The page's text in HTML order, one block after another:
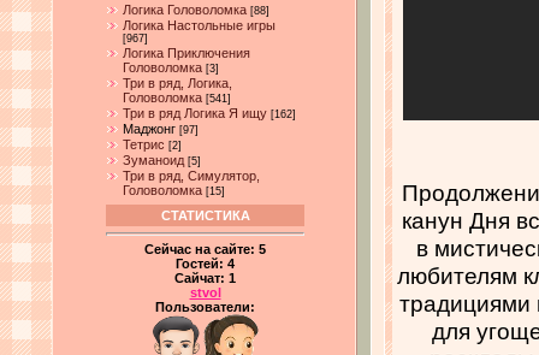
Логика Головоломка [88]
Логика Настольные игры
[967]
Логика Приключения
Головоломка [3]
Три в ряд, Логика,
Головоломка [541]
Три в ряд Логика Я ищу [162]
Маджонг [97]
Тетрис [2]
Зуманоид [5]
Три в ряд, Симулятор,
Головоломка [15]
СТАТИСТИКА
Сейчас на сайте: 5
Гостей: 4
Сайчат: 1
stvol
Пользователи:
канун Дня
в
любителям
традициями
для